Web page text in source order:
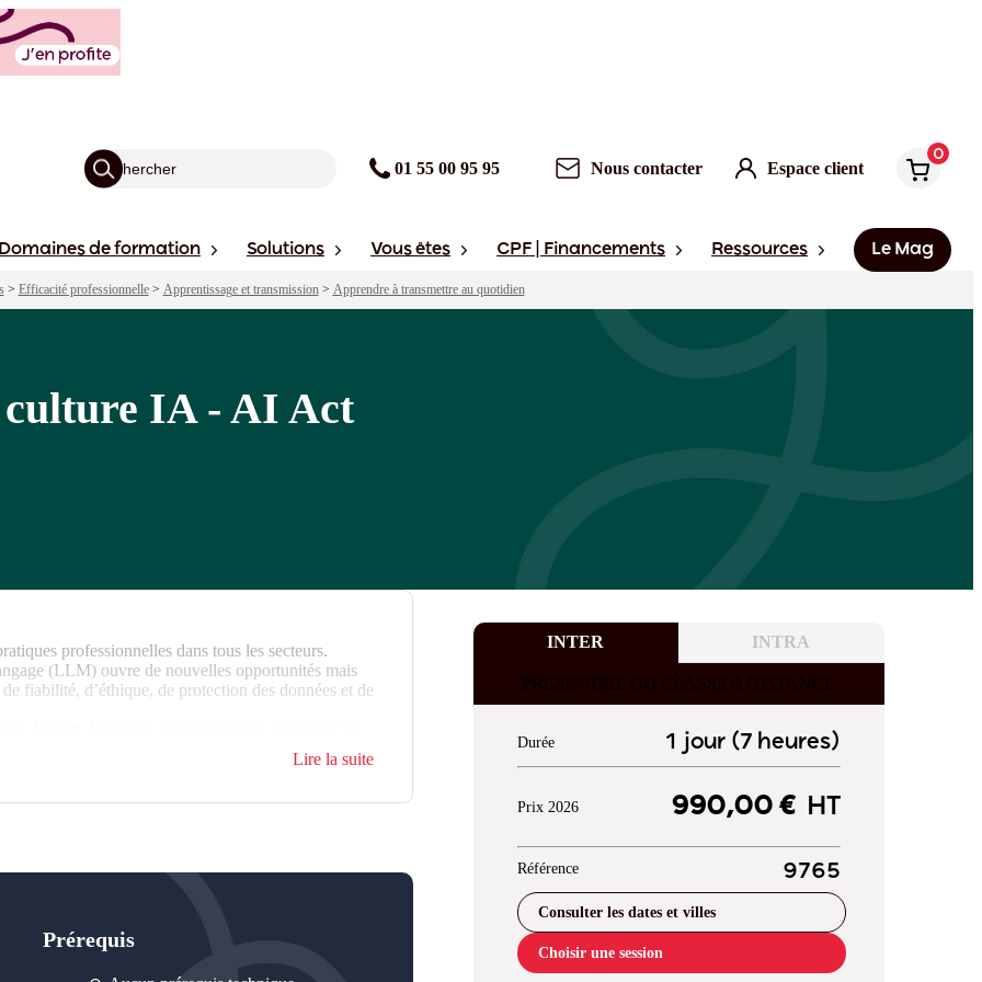
01 55 00 95 95 Nous contacter Espace client
0
Domaines de formation Solutions Vous êtes CPF | Financements Ressources Le Mag
> Efficacité professionnelle> Apprentissage et transmission> Apprendre à transmettre au quotidien
culture IA - AI Act
INTER INTRA
PRESENTIEL OU CLASSE A DISTANCE
Durée 1 jour (7 heures)
Prix 2026 990,00 €HT
Référence 9765
Consulter les dates et villes
Choisir une session
professionnelles dans tous les secteurs.
(LLM) ouvre de nouvelles opportunités mais
fiabilité, d’éthique, de protection des données et de
et conforme. Toutefois ce socle de
Lire la suite
Prérequis
forts Sessions